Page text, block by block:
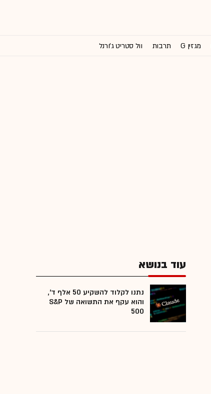
מגזין G תרבות וול סטריט ג'ורנל
עוד בנושא
נתנו לקלוד להשקיע 50 אלף ד',
והוא עקף את התשואה של S&P
500